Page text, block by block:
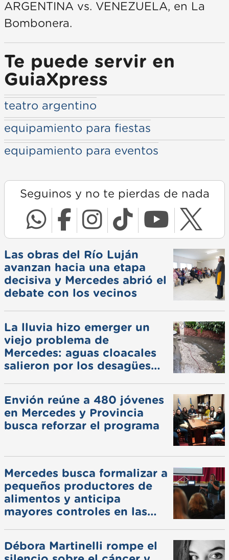
ARGENTINA vs. VENEZUELA, en La
Bombonera.
Te puede servir en
GuiaXpress
teatro argentino
equipamiento para fiestas
equipamiento para eventos
Seguinos y no te pierdas de nada
Las obras del Río Luján
avanzan hacia una etapa
decisiva y Mercedes abrió el
debate con los vecinos
La lluvia hizo emerger un
viejo problema de
Mercedes: aguas cloacales
salieron por los desagües
Envión reúne a 480 jóvenes
en Mercedes y Provincia
busca reforzar el programa
Mercedes busca formalizar a
pequeños productores de
alimentos y anticipa
mayores controles en las
Débora Martinelli rompe el